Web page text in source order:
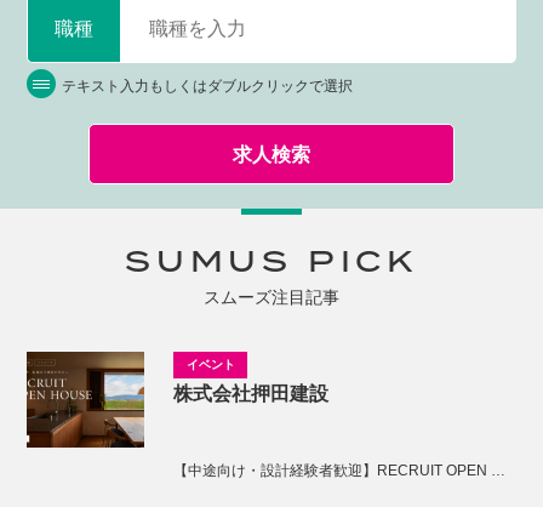
テキスト入力もしくはダブルクリックで選択
職種
求人検索
SUMUS PICK
スムーズ注目記事
株式会社押田建設
【中途向け・設計経験者歓迎】RECRUIT OPEN HOUSE開催！KNOTの家づくりを体感しませんか。